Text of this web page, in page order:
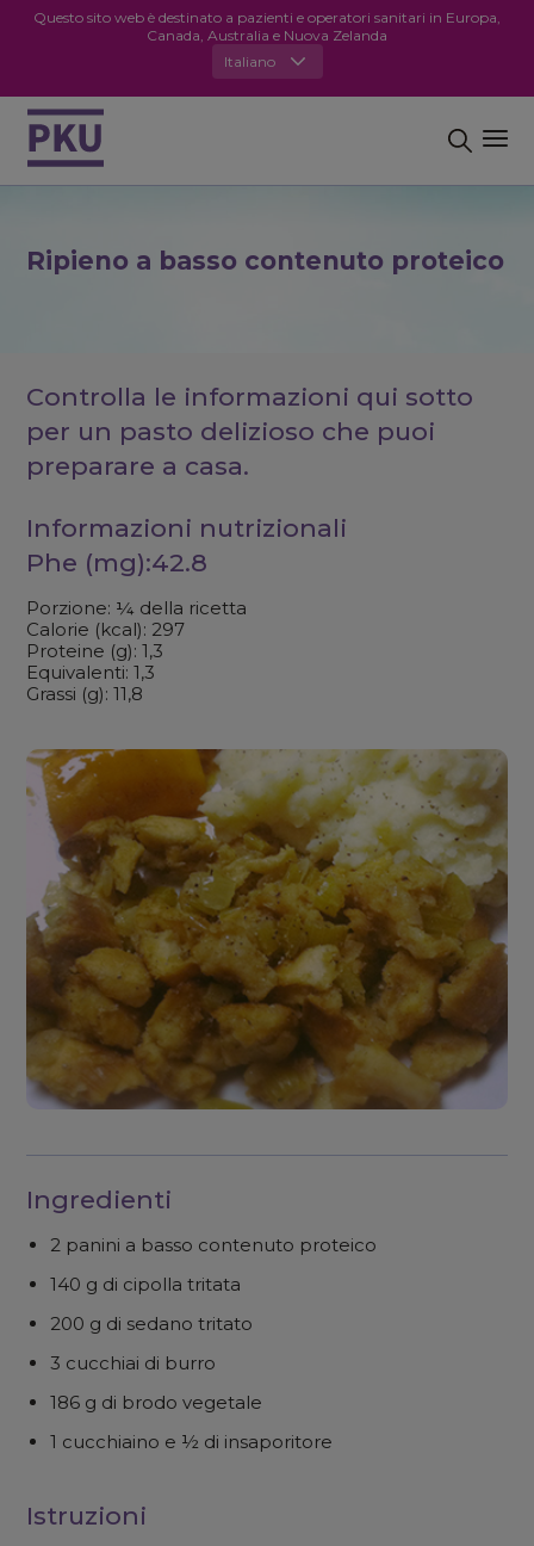
Questo sito web è destinato a pazienti e operatori sanitari in Europa,
Canada, Australia e Nuova Zelanda
Italiano
Ripieno a basso contenuto proteico
Controlla le informazioni qui sotto
per un pasto delizioso che puoi
preparare a casa.
Informazioni nutrizionali
Phe (mg):42.8
Porzione: ¼ della ricetta
Calorie (kcal): 297
Proteine (g): 1,3
Equivalenti: 1,3
Grassi (g): 11,8
Ingredienti
2 panini a basso contenuto proteico
140 g di cipolla tritata
200 g di sedano tritato
3 cucchiai di burro
186 g di brodo vegetale
1 cucchiaino e ½ di insaporitore
Istruzioni